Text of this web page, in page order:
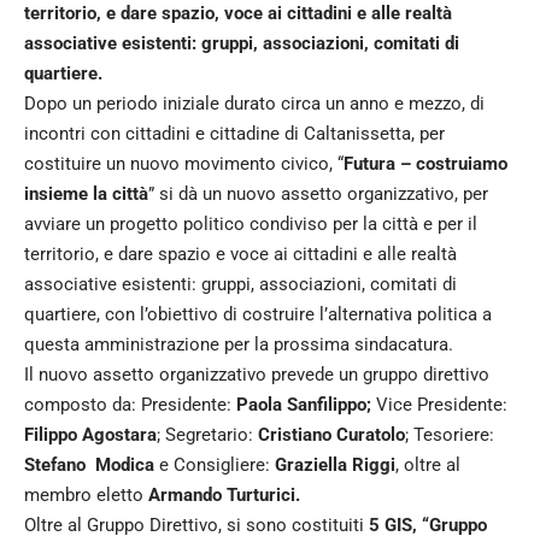
territorio, e dare spazio, voce ai cittadini e alle realtà
associative esistenti: gruppi, associazioni, comitati di
quartiere.
Dopo un periodo iniziale durato circa un anno e mezzo, di
incontri con cittadini e cittadine di Caltanissetta, per
costituire un nuovo movimento civico, “Futura – costruiamo
insieme la città” si dà un nuovo assetto organizzativo, per
avviare un progetto politico condiviso per la città e per il
territorio, e dare spazio e voce ai cittadini e alle realtà
associative esistenti: gruppi, associazioni, comitati di
quartiere, con l’obiettivo di costruire l’alternativa politica a
questa amministrazione per la prossima sindacatura.
Il nuovo assetto organizzativo prevede un gruppo direttivo
composto da: Presidente: Paola Sanfilippo; Vice Presidente:
Filippo Agostara; Segretario: Cristiano Curatolo; Tesoriere:
Stefano Modica e Consigliere: Graziella Riggi, oltre al
membro eletto Armando Turturici.
Oltre al Gruppo Direttivo, si sono costituiti 5 GIS, “Gruppo